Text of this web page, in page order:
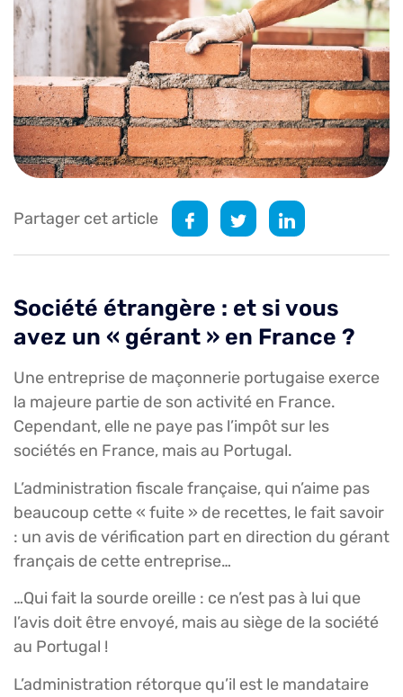
Partager cet article
Société étrangère : et si vous
avez un « gérant » en France ?
Une entreprise de maçonnerie portugaise exerce
la majeure partie de son activité en France.
Cependant, elle ne paye pas l’impôt sur les
sociétés en France, mais au Portugal.
L’administration fiscale française, qui n’aime pas
beaucoup cette « fuite » de recettes, le fait savoir
: un avis de vérification part en direction du gérant
français de cette entreprise…
…Qui fait la sourde oreille : ce n’est pas à lui que
l’avis doit être envoyé, mais au siège de la société
au Portugal !
L’administration rétorque qu’il est le mandataire